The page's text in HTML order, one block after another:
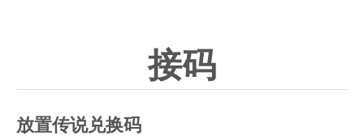
接码
放置传说兑换码